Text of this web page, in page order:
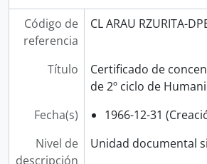
Código de
referencia
CL ARAU RZURITA-
Título
Certificado de
de 2º ciclo de
Fecha(s)
1966-12-31
Nivel de
descripción
Unidad documental